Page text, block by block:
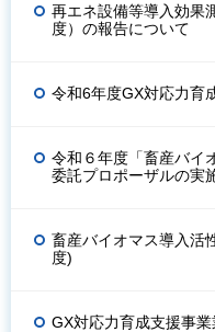
再エネ設備等導入効果
度）の報告について
令和6年度GX対応力育
令和６年度「畜産バイ
委託プロポーザルの実
畜産バイオマス導入活
度)
GX対応力育成支援事